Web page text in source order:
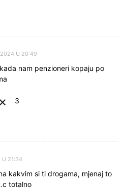
2024 U 20:49
nam penzioneri kopaju po
3
U 21:34
kakvim si ti drogama, mjenaj to
totalno